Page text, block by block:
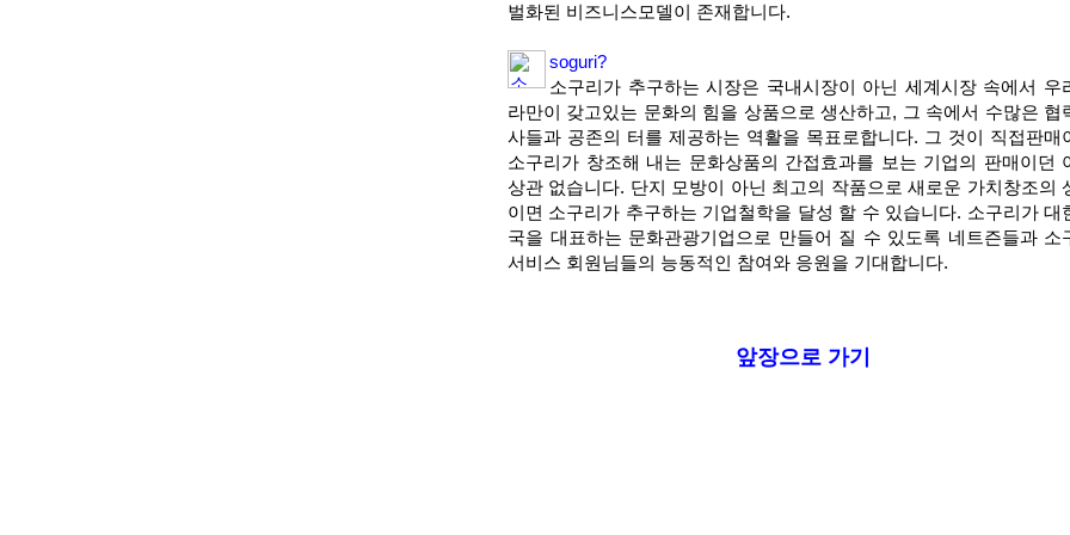
벌화된 비즈니스모델이 존재합니다.
soguri?
소구리가 추구하는 시장은 국내시장이 아닌 세계시장 속에서 우
라만이 갖고있는 문화의 힘을 상품으로 생산하고, 그 속에서 수많은 협
사들과 공존의 터를 제공하는 역활을 목표로합니다. 그 것이 직접판매
소구리가 창조해 내는 문화상품의 간접효과를 보는 기업의 판매이던
상관 없습니다. 단지 모방이 아닌 최고의 작품으로 새로운 가치창조의
이면 소구리가 추구하는 기업철학을 달성 할 수 있습니다. 소구리가 대
국을 대표하는 문화관광기업으로 만들어 질 수 있도록 네트즌들과 소
서비스 회원님들의 능동적인 참여와 응원을 기대합니다.
앞장으로 가기